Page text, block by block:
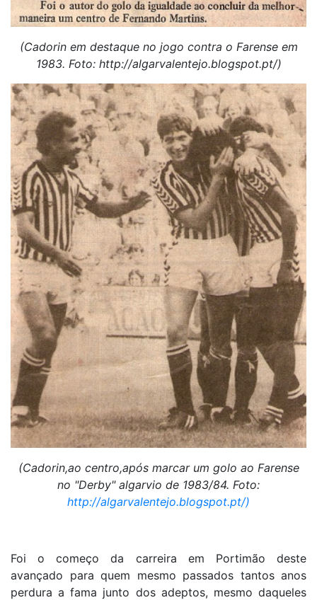
(Cadorin em destaque no jogo contra o Farense em
1983. Foto: http://algarvalentejo.blogspot.pt/)
(Cadorin,ao centro,após marcar um golo ao Farense
no "Derby" algarvio de 1983/84. Foto:
http://algarvalentejo.blogspot.pt/)
Foi o começo da carreira em Portimão deste
avançado para quem mesmo passados tantos anos
perdura a fama junto dos adeptos, mesmo daqueles